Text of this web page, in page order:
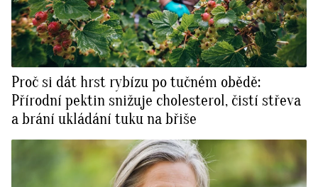
Proč si dát hrst rybízu po tučném obědě:
Přírodní pektin snižuje cholesterol, čistí střeva
a brání ukládání tuku na břiše